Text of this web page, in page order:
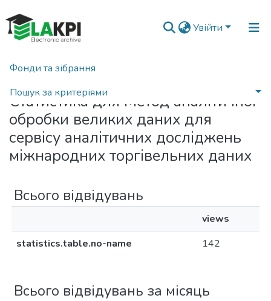
Увійти
Фонди та зібрання
Пошук за критеріями
Головна Статистика
Статистика для Метод аналітичної
обробки великих даних для
сервісу аналітичних досліджень
міжнародних торгівельних даних
Всього відвідувань
views
statistics.table.no-name
142
Всього відвідувань за місяць